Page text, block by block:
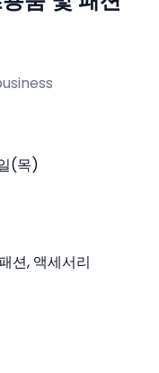
(목)
션, 액세서리